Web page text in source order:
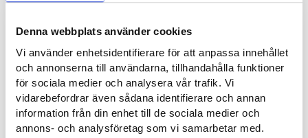
Denna webbplats använder cookies
Vi använder enhetsidentifierare för att anpassa innehållet
och annonserna till användarna, tillhandahålla funktioner
för sociala medier och analysera vår trafik. Vi
vidarebefordrar även sådana identifierare och annan
information från din enhet till de sociala medier och
annons- och analysföretag som vi samarbetar med.